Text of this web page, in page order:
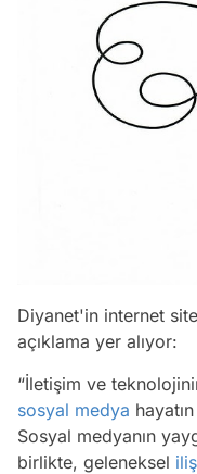
Diyanet'in internet
açıklama yer alıyor:
“İletişim ve
sosyal medya
Sosyal medyanın
birlikte, geleneksel